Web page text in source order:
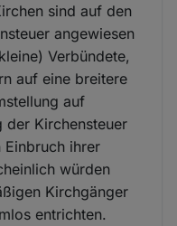
sind auf den
angewiesen
Verbündete,
auf eine breitere
auf
der Kirchensteuer
ihrer
würden
Kirchgänger
entrichten.